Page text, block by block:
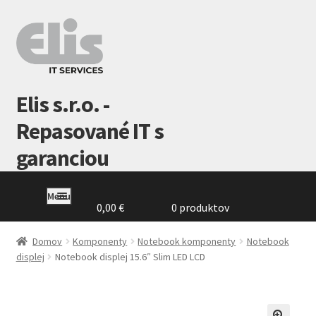
Preskočiť
na
navigáciu
Preskočiť
na
obsah
Elis s.r.o. -
Repasované IT s
garanciou
Menu
Domovská
stránka
0,00 € 0 produktov
Domov Komponenty Notebook komponenty
Notebook
displej
Notebook displej 15.6″ Slim LED LCD